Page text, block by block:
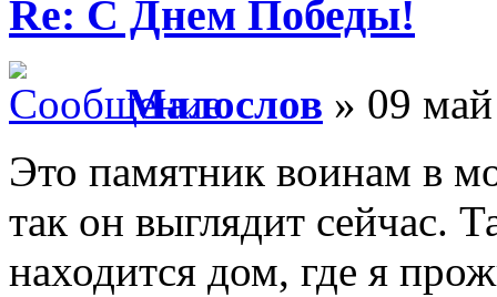
Re: С Днем Победы!
Малослов » 09
Это памятник воинам в
так он выглядит сейчас.
находится дом, где я